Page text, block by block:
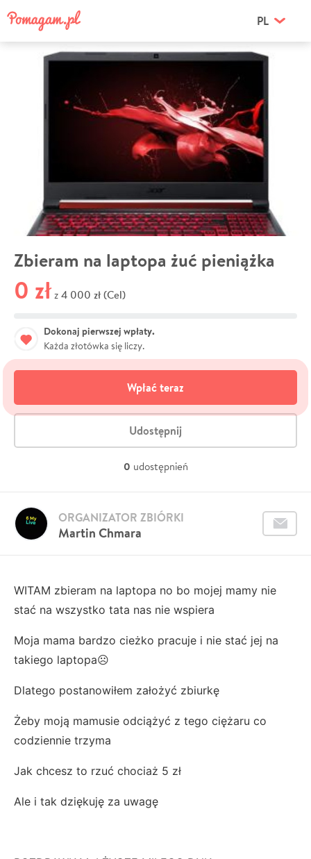
PL
Zbieram na laptopa żuć pieniążka
0 zł z 4 000 zł (Cel)
Dokonaj pierwszej wpłaty.
Każda złotówka się liczy.
Wpłać teraz
Udostępnij
0 udostępnień
Martin Chmara
ORGANIZATOR ZBIÓRKI
WITAM zbieram na laptopa no bo mojej mamy nie
stać na wszystko tata nas nie wspiera
Moja mama bardzo cieżko pracuje i nie stać jej na
takiego laptopa☹️
Dlatego postanowiłem założyć zbiurkę
Żeby moją mamusie odciążyć z tego ciężaru co
codziennie trzyma
Jak chcesz to rzuć chociaż 5 zł
Ale i tak dziękuję za uwagę